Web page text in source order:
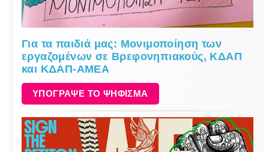
Για τα παιδιά μας: Μονιμοποίηση των
εργαζομένων σε Βρεφονηπιακούς, ΚΔΑΠ
και ΚΔΑΠ-ΑΜΕΑ
ΥΠΟΓΡΑΨΕ ΤΟ ΨΗΦΙΣΜΑ